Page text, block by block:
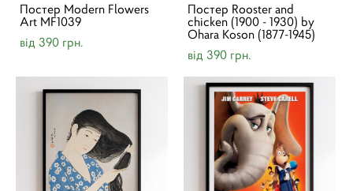
Постер Modern Flowers
Art MF1039
від 390 грн.
Постер Rooster and
chicken (1900 - 1930) by
Ohara Koson (1877-1945)
від 390 грн.